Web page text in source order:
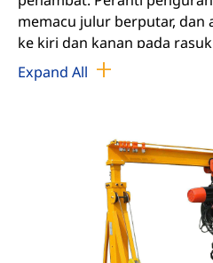
memacu julur berputar, dan
ke kiri dan kanan pada
dan mengangkat objek berat.
pengeluaran moden. Ia
dekat, penggunaan kerap
intensif. Ia mempunyai ciri-
penjimatan tenaga,
lantai kecil, operasi dan
Expand All